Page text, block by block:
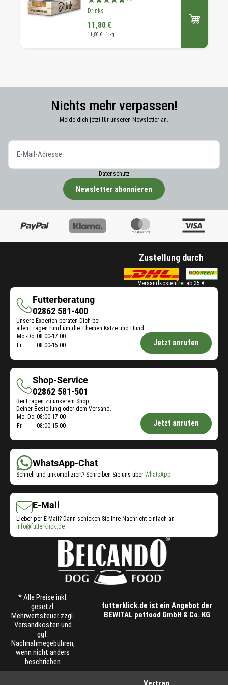
Drinks
11,80 €
11,80 € | 1 kg
Nichts mehr verpassen!
Melde dich jetzt für unseren Newsletter an.
Datenschutz
Newsletter abonnieren
Zustellung durch
Versandkostenfrei ab 35 €
Futterberatung
Futterberatung
02862 581-400
Unsere Experten beraten Dich bei
allen Fragen rund um die Themen Katze und Hund.
Öffnungszeiten
Mo.-Do. 08:00-17:00
Fr.
08:00-15:00 Jetzt anrufen
Shop-Service
Shop-
Service
02862 581-501
Bei Fragen zu unserem Shop,
Deiner Bestellung oder dem Versand.
Öffnungszeiten
Service:
Mo.-Do. 08:00-17:00
Fr.
08:00-15:00 Jetzt anrufen
WhatsApp-Chat
Schnell und unkompliziert? Schreiben Sie uns über WhatsApp.
E-Mail
Lieber per E-Mail? Dann schicken Sie Ihre Nachricht einfach an
info@futterklick.de
* Alle Preise inkl.
gesetzl.
Mehrwertsteuer zzgl.
Versandkosten und
ggf.
Nachnahmegebühren,
wenn nicht anders
beschrieben
futterklick.de ist ein Angebot der
BEWITAL petfood GmbH & Co. KG